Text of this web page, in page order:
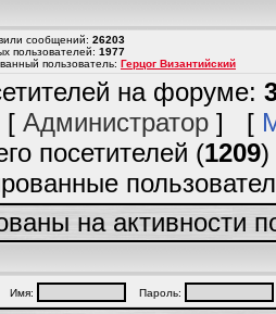
сообщений: 26203
пользователей: 1977
пользователь: Герцог Византийский
на форуме:
[ Администратор ] [
посетителей (1209)
на активности
Имя: Пароль: